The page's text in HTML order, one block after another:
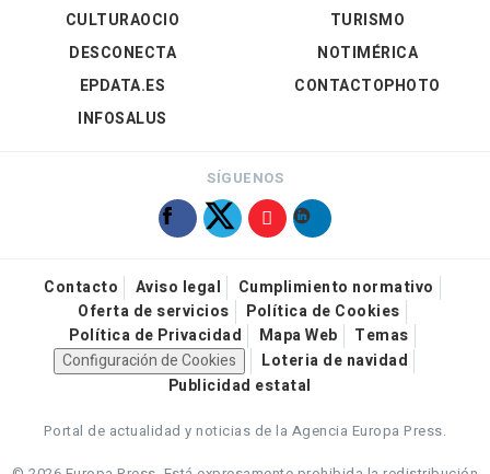
CULTURAOCIO
DESCONECTA
EPDATA.ES
INFOSALUS
TURISMO
NOTIMÉRICA
CONTACTOPHOTO
SÍGUENOS
Contacto Aviso legal
Cumplimiento normativo
Oferta de servicios
Política de Cookies
Política de Privacidad
Mapa Web
Temas
Configuración de Cookies
Loteria de navidad
Publicidad estatal
Portal de actualidad y noticias de la Agencia Europa Press.